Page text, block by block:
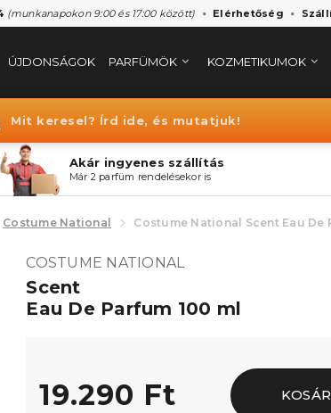
(munkanapokon 9:00 és 17:00 között) Elérhetőség
ÚJDONSÁGOK PARFÜMÖK KOZMETIKUMOK
Mit keresel? Írd ide, és mutatjuk!
Akár ingyenes szállítás
Már 2 parfüm rendelésekor is
Costume National Costume National Scent Eau De
COSTUME NATIONAL
Scent
Eau De Parfum 100 ml
19.290 Ft